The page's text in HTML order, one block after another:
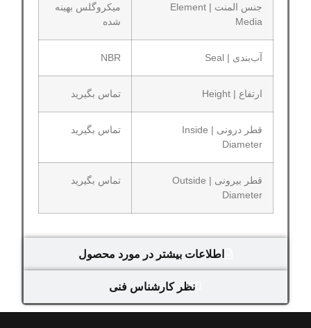
اطلاعات بیشتر در مورد محصول
نظر کارشناس فنی
جنس المنت | Element
Media
میکروگلس بهینه
شده
آب‌بندی | Seal NBR
ارتفاع | Height تماس بگیرید
قطر درونی | Inside
Diameter
تماس بگیرید
قطر بیرونی | Outside
Diameter
تماس بگیرید